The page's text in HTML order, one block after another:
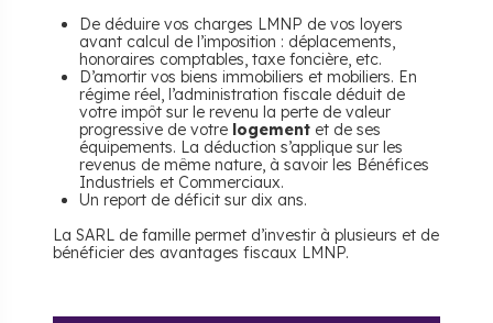
De déduire vos charges LMNP de vos loyers
avant calcul de l’imposition : déplacements,
honoraires comptables, taxe foncière, etc.
D’amortir vos biens immobiliers et mobiliers. En
régime réel, l’administration fiscale déduit de
votre impôt sur le revenu la perte de valeur
progressive de votre logement et de ses
équipements. La déduction s’applique sur les
revenus de même nature, à savoir les Bénéfices
Industriels et Commerciaux.
Un report de déficit sur dix ans.
La SARL de famille permet d’investir à plusieurs et de
bénéficier des avantages fiscaux LMNP.